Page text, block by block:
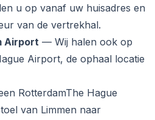
u op vanaf uw huisadres en
van de vertrekhal.
Airport — Wij halen ook op
Airport, de ophaal locatie
RotterdamThe Hague
van Limmen naar